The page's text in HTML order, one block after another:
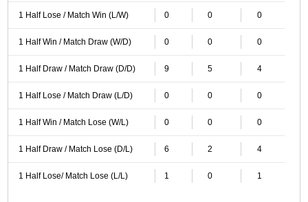
1 Half Lose / Match Win (L/W) 0 0 0
1 Half Win / Match Draw (W/D) 0 0 0
1 Half Draw / Match Draw (D/D) 9 5 4
1 Half Lose / Match Draw (L/D) 0 0 0
1 Half Win / Match Lose (W/L) 0 0 0
1 Half Draw / Match Lose (D/L) 6 2 4
1 Half Lose/ Match Lose (L/L) 1 0 1